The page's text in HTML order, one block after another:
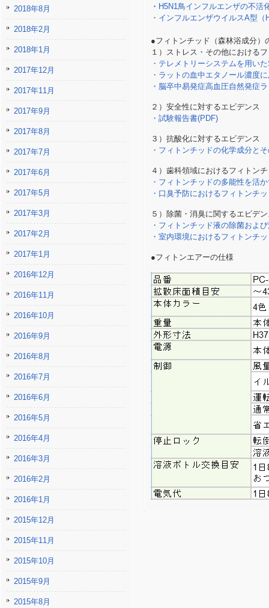
・ H5N1鳥インフルエンザの不活
・インフルエンザウイルスA型（
●フィトンチッド（森林浴成分）
１）ストレス・その他における
・テレメトリーシステムを用い
・ラットの血中エタノール濃度
・脳卒中易発症高血圧自然発症
２）安全性に対するエビデンス
・試験報告書(PDF)
３）抗酸化に対するエビデンス
・フィトンチッドの化学成分と
４）歯科領域におけるフィトン
・フィトンチッドの多能性を活
・口臭予防におけるフィトンチ
５）除菌・消臭に関するエビデ
・フィトンチッド液の除菌およ
・室内環境におけるフィトンチ
●フィトンエアーの仕様
2018年8月
2018年2月
2018年1月
2017年12月
2017年11月
2017年9月
2017年8月
2017年7月
2017年6月
2017年5月
2017年3月
2017年2月
2017年1月
2016年12月
2016年11月
2016年10月
2016年9月
2016年8月
2016年7月
2016年6月
2016年5月
2016年4月
2016年3月
2016年2月
2016年1月
2015年12月
2015年11月
2015年10月
2015年9月
2015年8月